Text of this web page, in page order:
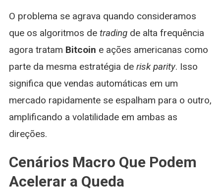
O problema se agrava quando consideramos
que os algoritmos de tradingde alta frequência
agora tratam Bitcoin e ações americanas como
parte da mesma estratégia de risk parity. Isso
significa que vendas automáticas em um
mercado rapidamente se espalham para o outro,
amplificando a volatilidade em ambas as
direções.
Cenários Macro Que Podem
Acelerar a Queda